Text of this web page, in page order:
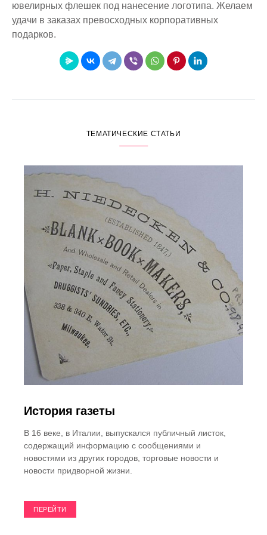
ювелирных флешек под нанесение логотипа. Желаем
удачи в заказах превосходных корпоративных
подарков.
ТЕМАТИЧЕСКИЕ СТАТЬИ
История газеты
В 16 веке, в Италии, выпускался публичный листок,
содержащий информацию с сообщениями и
новостями из других городов, торговые новости и
новости придворной жизни.
ПЕРЕЙТИ